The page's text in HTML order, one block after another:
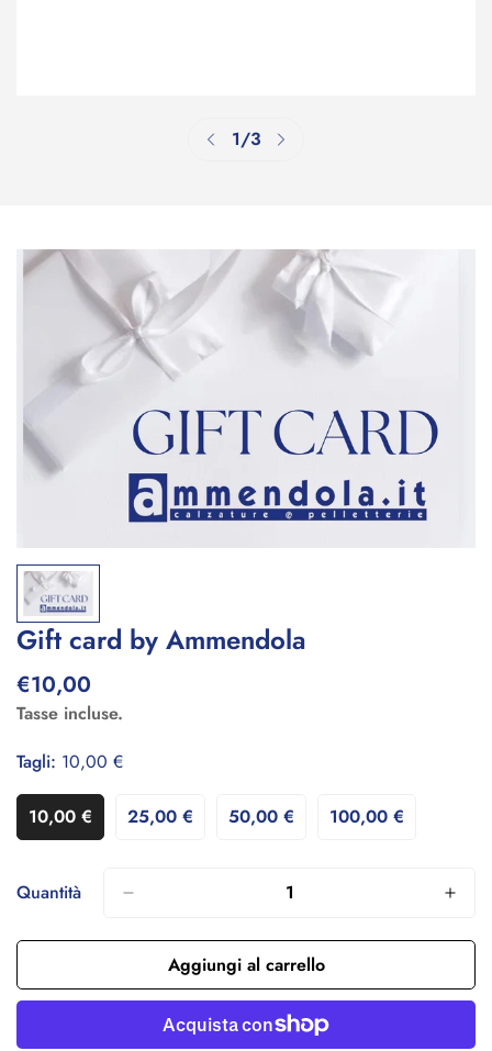
1/3
Gift card by Ammendola
Prezzo
regolare
€10,00
Tasse incluse.
Tagli: 10,00 €
10,00 €
Variante
Esaurita
Non
25,00 €
Variante
50,00 €
Variante
Non
100,00 €
Variante
Quantità
Aggiungi al carrello